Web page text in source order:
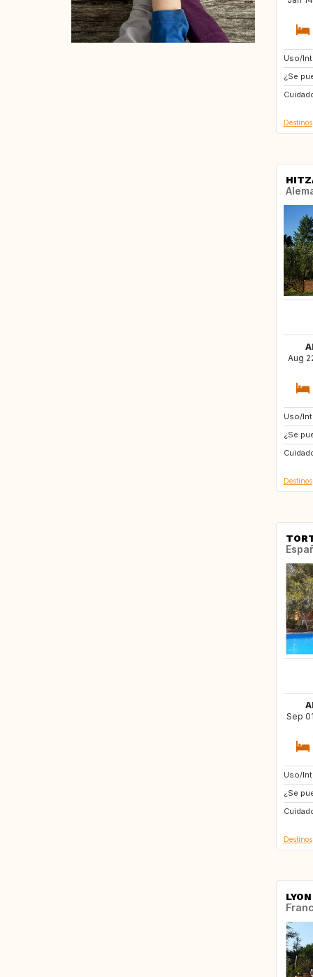
Uso/
¿Se
IT
TH
ES
Destinos
Aug
Uso/
¿Se
DE
NO
GB
Destinos
Sep
Uso/
¿Se
ES
Destinos
LYON